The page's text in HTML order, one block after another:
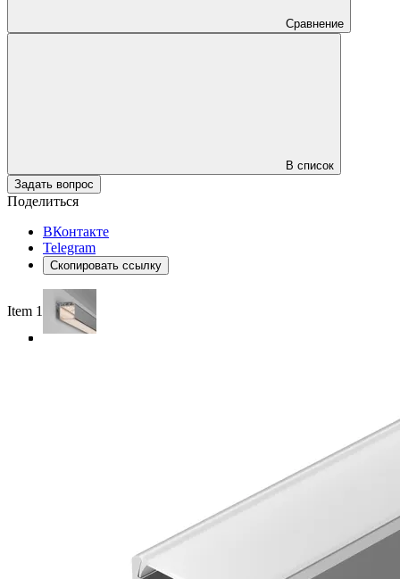
Сравнение
В список
Задать вопрос
Поделиться
ВКонтакте
Telegram
Скопировать ссылку
Item 1 of 4